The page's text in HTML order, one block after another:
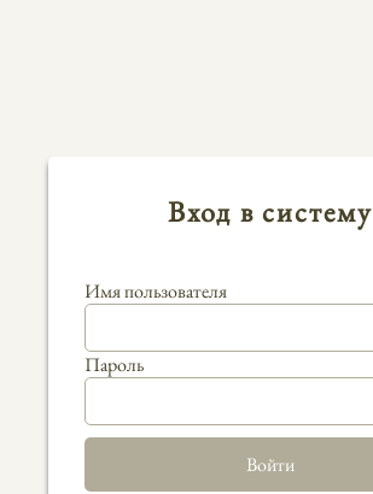
Вход в систему
Имя пользователя
Пароль
Войти